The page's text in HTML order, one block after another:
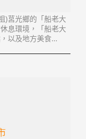
)莒光鄉的「船老大
息環境，「船老大
以及地方美食...